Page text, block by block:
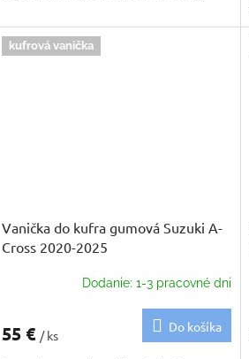
kufrová vanička
Vanička do kufra gumová Suzuki A-
Cross 2020-2025
Dodanie: 1-3 pracovné dni
55 € / ks
Do košíka